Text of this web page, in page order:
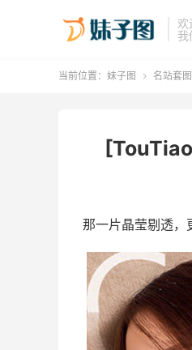
欢
我
当前位置： 妹子图  名站套图
那一片晶莹剔透，